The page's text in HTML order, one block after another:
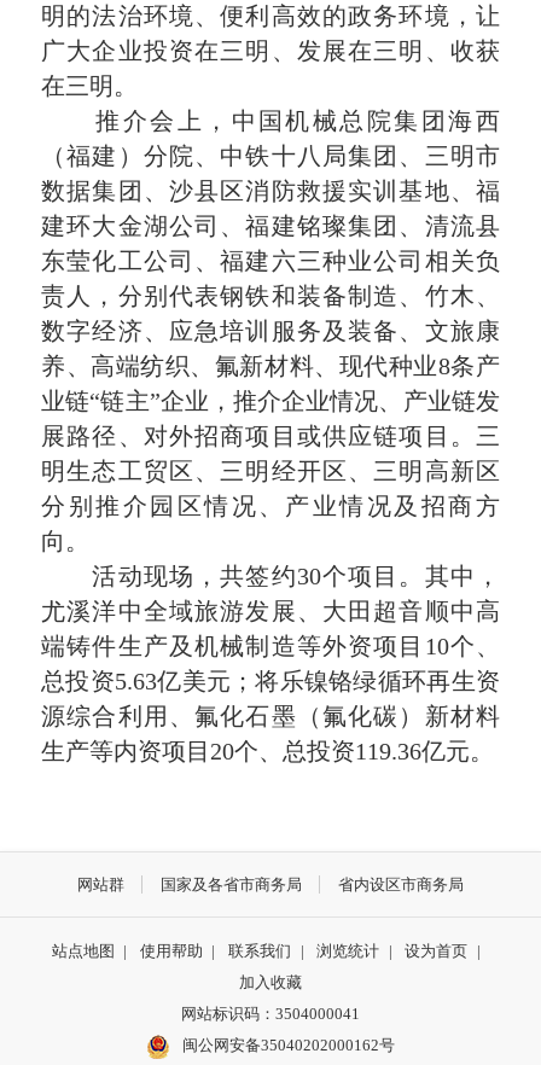
明的法治环境、便利高效的政务环境，让
广大企业投资在三明、发展在三明、收获
在三明。
推介会上，中国机械总院集团海西
（福建）分院、中铁十八局集团、三明市
数据集团、沙县区消防救援实训基地、福
建环大金湖公司、福建铭璨集团、清流县
东莹化工公司、福建六三种业公司相关负
责人，分别代表钢铁和装备制造、竹木、
数字经济、应急培训服务及装备、文旅康
养、高端纺织、氟新材料、现代种业8条产
业链“链主”企业，推介企业情况、产业链发
展路径、对外招商项目或供应链项目。三
明生态工贸区、三明经开区、三明高新区
分别推介园区情况、产业情况及招商方
向。
活动现场，共签约30个项目。其中，
尤溪洋中全域旅游发展、大田超音顺中高
端铸件生产及机械制造等外资项目10个、
总投资5.63亿美元；将乐镍铬绿循环再生资
源综合利用、氟化石墨（氟化碳）新材料
生产等内资项目20个、总投资119.36亿元。
网站群 国家及各省市商务局 省内设区市商务局
站点地图 | 使用帮助 | 联系我们 | 浏览统计 | 设为首页 |
加入收藏
网站标识码：3504000041
闽公网安备35040202000162号